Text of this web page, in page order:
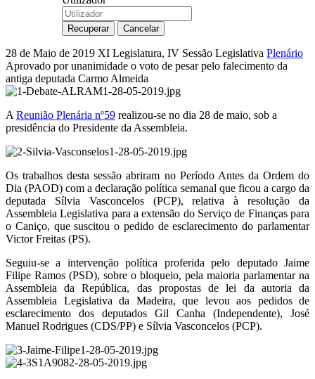
28 de Maio de 2019 XI Legislatura, IV Sessão Legislativa Plenário
Aprovado por unanimidade o voto de pesar pelo falecimento da
antiga deputada Carmo Almeida
A Reunião Plenária nº59 realizou-se no dia 28 de maio, sob a
presidência do Presidente da Assembleia.
Os trabalhos desta sessão abriram no Período Antes da Ordem do
Dia (PAOD) com a declaração política semanal que ficou a cargo da
deputada Sílvia Vasconcelos (PCP), relativa à resolução da
Assembleia Legislativa para a extensão do Serviço de Finanças para
o Caniço, que suscitou o pedido de esclarecimento do parlamentar
Victor Freitas (PS).
Seguiu-se a intervenção política proferida pelo deputado Jaime
Filipe Ramos (PSD), sobre o bloqueio, pela maioria parlamentar na
Assembleia da República, das propostas de lei da autoria da
Assembleia Legislativa da Madeira, que levou aos pedidos de
esclarecimento dos deputados Gil Canha (Independente), José
Manuel Rodrigues (CDS/PP) e Sílvia Vasconcelos (PCP).